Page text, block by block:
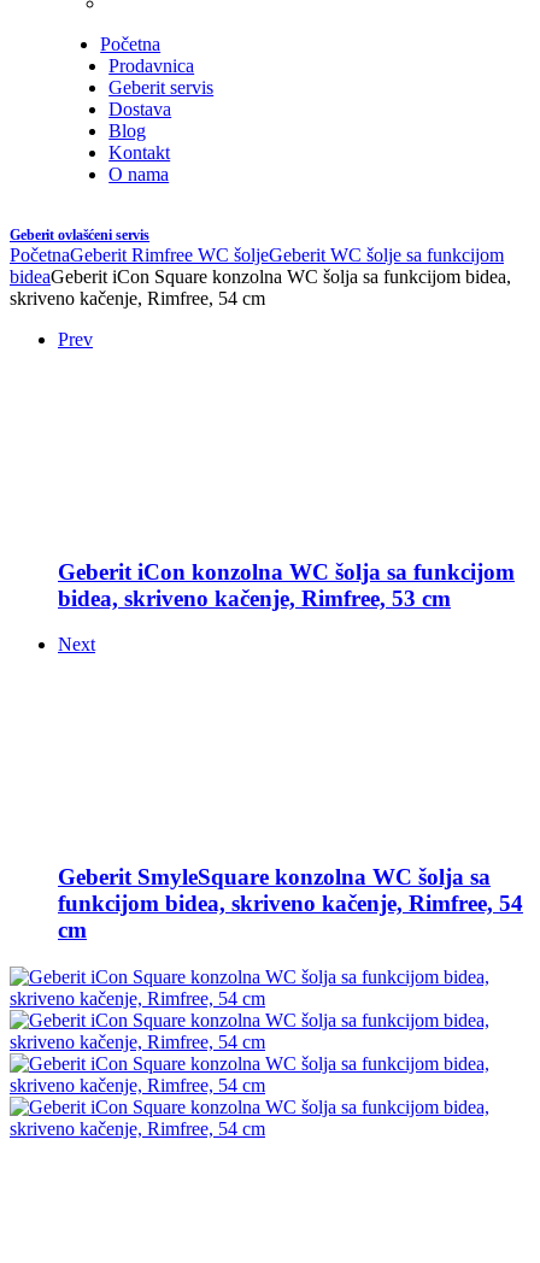
Početna
Prodavnica
Geberit servis
Dostava
Blog
Kontakt
O nama
Geberit ovlašćeni servis
PočetnaGeberit Rimfree WC šoljeGeberit WC šolje sa funkcijom
bideaGeberit iCon Square konzolna WC šolja sa funkcijom bidea,
skriveno kačenje, Rimfree, 54 cm
Prev
Geberit iCon konzolna WC šolja sa funkcijom
bidea, skriveno kačenje, Rimfree, 53 cm
Next
Geberit SmyleSquare konzolna WC šolja sa
funkcijom bidea, skriveno kačenje, Rimfree, 54
cm